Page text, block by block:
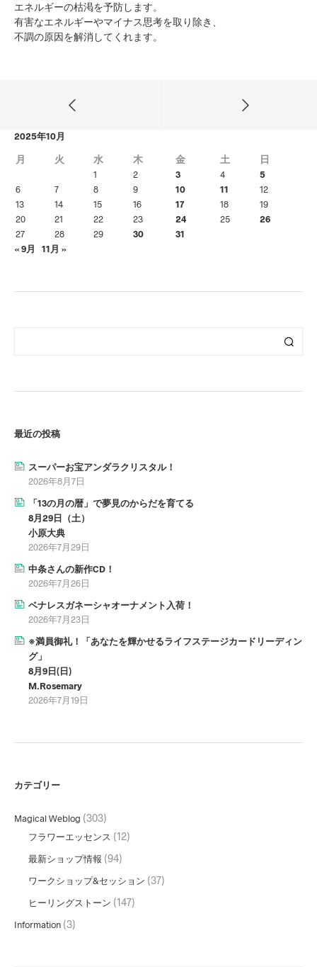
エネルギーの枯渇を予防します。
有害なエネルギーやマイナス思考を取り除き、
不調の原因を解消してくれます。
2025年10月
月 火 水 木 金 土 日
1 2 3 4
5
6
7 8 9 10 11
12
13
14 15 16 17 18
19
20
21 22 23 24 25
26
27
28 29 30
31
« 9月
11月 »
最近の投稿
スーパーお宝アンダラクリスタル！
2026年8月7日
「13の月の暦」で夢見のからだを育てる
8月29日（土）
小原大典
2026年7月29日
中条さんの新作CD！
2026年7月26日
ベナレスガネーシャオーナメント入荷！
2026年7月23日
※満員御礼！「あなたを輝かせるライフステージカードリーディン
グ」
8月9日(日)
M.Rosemary
2026年7月19日
カテゴリー
Magical Weblog (303)
フラワーエッセンス (12)
最新ショップ情報 (94)
ワークショップ&セッション (37)
ヒーリングストーン (147)
Information (3)